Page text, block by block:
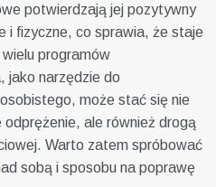
potwierdzają jej pozytywny
i fizyczne, co sprawia, że staje
programów
jako narzędzie do
może stać się nie
ale również drogą
Warto zatem spróbować
sobą i sposobu na poprawę